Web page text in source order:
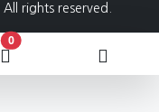
All rights reserved.
0장바구니 담은 개수